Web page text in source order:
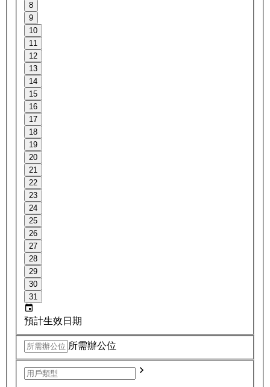
8
9
10
11
12
13
14
15
16
17
18
19
20
21
22
23
24
25
26
27
28
29
30
31
預計生效日期
所需辦公位